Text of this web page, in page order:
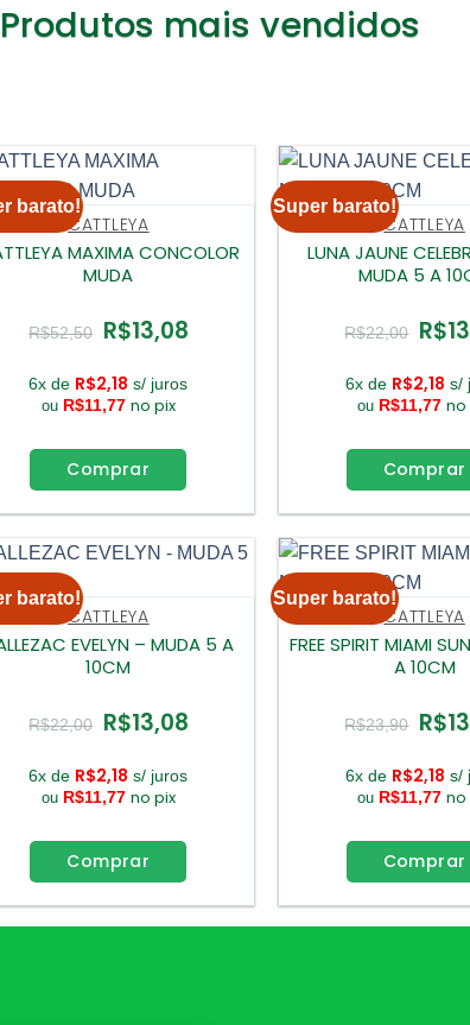
Produtos mais vendidos
barato!
CATTLEYA
MAXIMA CONCOLOR
MUDA
R$52,50
O
preço
era:
R$52,50.
R$13,08O
R$13,08.
6x de R$2,18 s/ juros
ou R$11,77 no pix
Comprar
Super barato!
CATTLEYA
LUNA JAUNE
MUDA 5 A
R$22,00 O
preço
era:
R$
6x de R$2,18 s/
ou R$11,77 no
Comprar
barato!
CATTLEYA
EVELYN – MUDA 5 A
10CM
R$22,00
O
preço
era:
R$22,00.
R$13,08O
R$13,08.
6x de R$2,18 s/ juros
ou R$11,77 no pix
Comprar
Super barato!
CATTLEYA
FREE SPIRIT MIAMI
A 10CM
R$23,90 O
preço
era:
R$
6x de R$2,18 s/
ou R$11,77 no
Comprar